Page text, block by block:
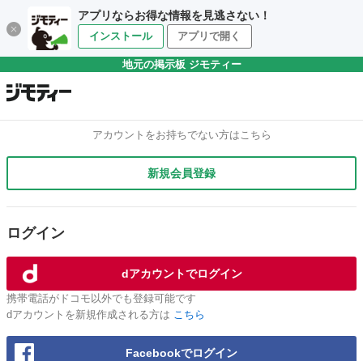
アプリならお得な情報を見逃さない！
インストール アプリで開く
地元の掲示板 ジモティー
アカウントをお持ちでない方はこちら
新規会員登録
ログイン
dアカウントでログイン
携帯電話がドコモ以外でも登録可能です
dアカウントを新規作成される方は こちら
Facebookでログイン